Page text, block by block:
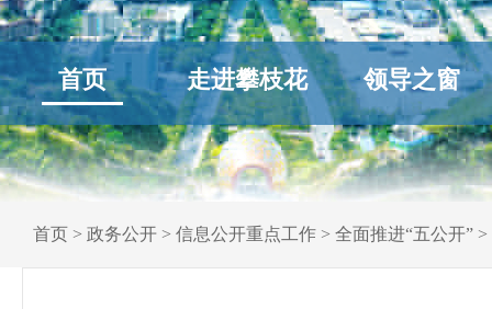
首页 走进攀枝花 领导之窗
首页 > 政务公开 > 信息公开重点工作 > 全面推进“五公开” >